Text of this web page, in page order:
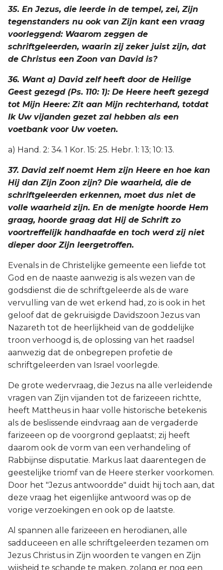
35. En Jezus, die leerde in de tempel, zei, Zijn
tegenstanders nu ook van Zijn kant een vraag
voorleggend: Waarom zeggen de
schriftgeleerden, waarin zij zeker juist zijn, dat
de Christus een Zoon van David is?
36. Want a) David zelf heeft door de Heilige
Geest gezegd (Ps. 110: 1): De Heere heeft gezegd
tot Mijn Heere: Zit aan Mijn rechterhand, totdat
Ik Uw vijanden gezet zal hebben als een
voetbank voor Uw voeten.
a) Hand. 2: 34. 1 Kor. 15: 25. Hebr. 1: 13; 10: 13.
37. David zelf noemt Hem zijn Heere en hoe kan
Hij dan Zijn Zoon zijn? Die waarheid, die de
schriftgeleerden erkennen, moet dus niet de
volle waarheid zijn. En de menigte hoorde Hem
graag, hoorde graag dat Hij de Schrift zo
voortreffelijk handhaafde en toch werd zij niet
dieper door Zijn leergetroffen.
Evenals in de Christelijke gemeente een liefde tot
God en de naaste aanwezig is als wezen van de
godsdienst die de schriftgeleerde als de ware
vervulling van de wet erkend had, zo is ook in het
geloof dat de gekruisigde Davidszoon Jezus van
Nazareth tot de heerlijkheid van de goddelijke
troon verhoogd is, de oplossing van het raadsel
aanwezig dat de onbegrepen profetie de
schriftgeleerden van Israel voorlegde.
De grote wedervraag, die Jezus na alle verleidende
vragen van Zijn vijanden tot de farizeeen richtte,
heeft Mattheus in haar volle historische betekenis
als de beslissende eindvraag aan de vergaderde
farizeeen op de voorgrond geplaatst; zij heeft
daarom ook de vorm van een verhandeling of
Rabbijnse disputatie. Markus laat daarentegen de
geestelijke triomf van de Heere sterker voorkomen.
Door het "Jezus antwoordde" duidt hij toch aan, dat
deze vraag het eigenlijke antwoord was op de
vorige verzoekingen en ook op de laatste.
Al spannen alle farizeeen en herodianen, alle
sadduceeen en alle schriftgeleerden tezamen om
Jezus Christus in Zijn woorden te vangen en Zijn
wijsheid te schande te maken, zolang er nog een